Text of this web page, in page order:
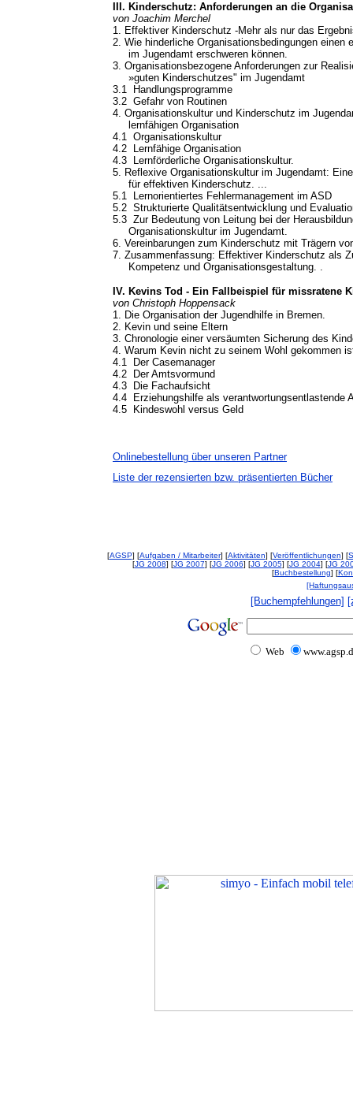
III. Kinderschutz: Anforderungen an die
von Joachim Merchel
1. Effektiver Kinderschutz -Mehr als nur das
2. Wie hinderliche Organisationsbedingungen einen
im Jugendamt erschweren können.
3. Organisationsbezogene Anforderungen zur
»guten Kinderschutzes" im Jugendamt
3.1 Handlungsprogramme
3.2 Gefahr von Routinen
4. Organisationskultur und Kinderschutz im
lernfähigen Organisation
4.1 Organisationskultur
4.2 Lernfähige Organisation
4.3 Lernförderliche Organisationskultur.
5. Reflexive Organisationskultur im Jugendamt:
für effektiven Kinderschutz. ...
5.1 Lernorientiertes Fehlermanagement im ASD
5.2 Strukturierte Qualitätsentwicklung und
5.3 Zur Bedeutung von Leitung bei der
Organisationskultur im Jugendamt.
6. Vereinbarungen zum Kinderschutz mit Trägern
7. Zusammenfassung: Effektiver Kinderschutz als
Kompetenz und Organisationsgestaltung. .
IV. Kevins Tod - Ein Fallbeispiel für missratene
von Christoph Hoppensack
1. Die Organisation der Jugendhilfe in Bremen.
2. Kevin und seine Eltern
3. Chronologie einer versäumten Sicherung des
4. Warum Kevin nicht zu seinem Wohl gekommen
4.1 Der Casemanager
4.2 Der Amtsvormund
4.3 Die Fachaufsicht
4.4 Erziehungshilfe als verantwortungsentlastende
4.5 Kindeswohl versus Geld
Onlinebestellung über unseren Partner
Liste der rezensierten bzw. präsentierten Bücher
[AGSP] [Aufgaben / Mitarbeiter] [Aktivitäten] [Veröffentlichungen] [
[JG 2008] [JG 2007] [JG 2006] [JG 2005] [JG 2004] [JG
[Buchbestellung] [
[Buchempfehlungen]
Web